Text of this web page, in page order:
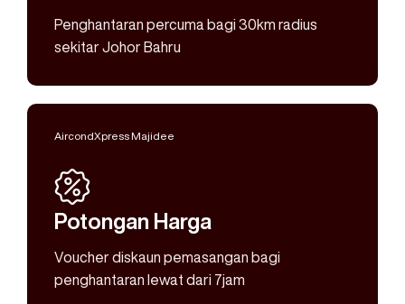
Penghantaran percuma bagi 30km radius
sekitar Johor Bahru
AircondXpress Majidee
Potongan Harga
Voucher diskaun pemasangan bagi
penghantaran lewat dari 7jam